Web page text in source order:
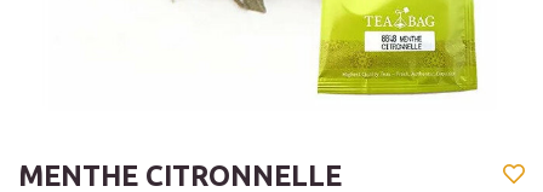
MENTHE CITRONNELLE